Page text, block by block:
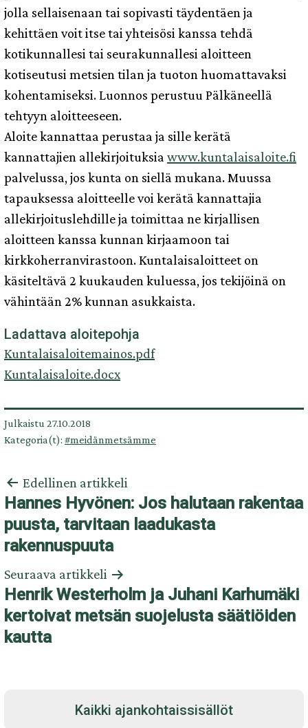
jolla sellaisenaan tai sopivasti täydentäen ja
kehittäen voit itse tai yhteisösi kanssa tehdä
kotikunnallesi tai seurakunnallesi aloitteen
kotiseutusi metsien tilan ja tuoton huomattavaksi
kohentamiseksi. Luonnos perustuu Pälkäneellä
tehtyyn aloitteeseen.
Aloite kannattaa perustaa ja sille kerätä
kannattajien allekirjoituksia www.kuntalaisaloite.fi
palvelussa, jos kunta on siellä mukana. Muussa
tapauksessa aloitteelle voi kerätä kannattajia
allekirjoituslehdille ja toimittaa ne kirjallisen
aloitteen kanssa kunnan kirjaamoon tai
kirkkoherranvirastoon. Kuntalaisaloitteet on
käsiteltävä 2 kuukauden kuluessa, jos tekijöinä on
vähintään 2% kunnan asukkaista.
Ladattava aloitepohja
Kuntalaisaloitemainos.pdf
Kuntalaisaloite.docx
Julkaistu 27.10.2018
Kategoria(t): #meidänmetsämme
Artikkelien
selaus
Edellinen artikkeli
Hannes Hyvönen: Jos halutaan rakentaa
puusta, tarvitaan laadukasta
rakennuspuuta
Seuraava artikkeli
Henrik Westerholm ja Juhani Karhumäki
kertoivat metsän suojelusta säätiöiden
kautta
Kaikki ajankohtaissisällöt